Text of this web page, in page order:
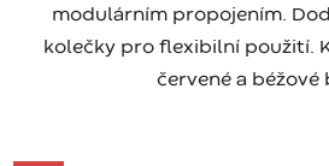
modulárním propojením.
kolečky pro flexibilní použití.
červené a béžové